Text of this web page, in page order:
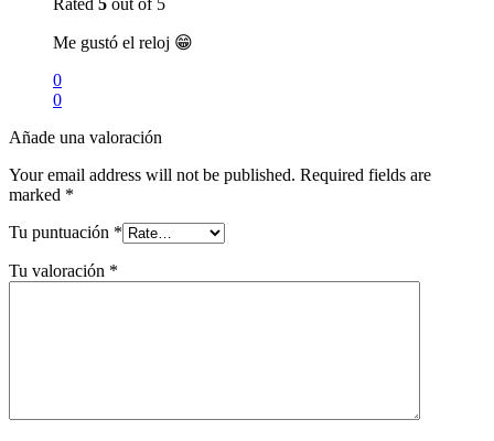
Me gustó el reloj 😁
0
0
Añade una valoración
Your email address will not be published. Required fields are
marked *
Tu puntuación *
Tu valoración *